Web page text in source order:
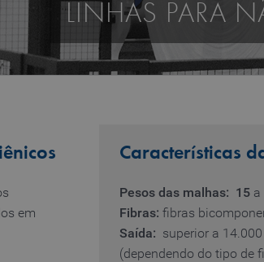
LINHAS PARA
em
Características
Pesos das malhas: 15a
Fibras: fibras
Saída:
superior a
(dependendo do tipo de